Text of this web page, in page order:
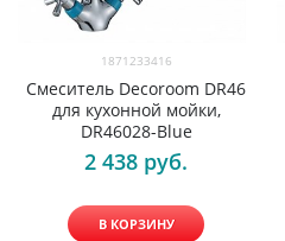
1871233416
Смеситель Decoroom DR46
для кухонной мойки,
DR46028-Blue
2 438 руб.
В КОРЗИНУ